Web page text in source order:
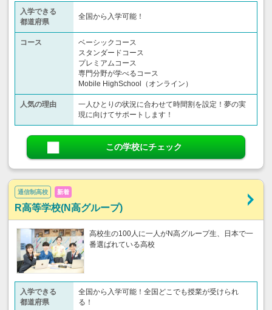
入学できる
都道府県
全国から入学可能！
コース
ベーシックコース
スタンダードコース
プレミアムコース
専門分野が学べるコース
Mobile HighSchool（オンライン）
人気の理由
一人ひとりの状況に合わせて時間割を設定！夢の実
現に向けてサポートします！
この学校にチェック
通信制高校 新着
R高等学校(N高グループ)
高校生の100人に一人がN高グループ生、日本で一
番選ばれている高校
入学できる
都道府県
全国から入学可能！全国どこでも授業が受けられ
る！